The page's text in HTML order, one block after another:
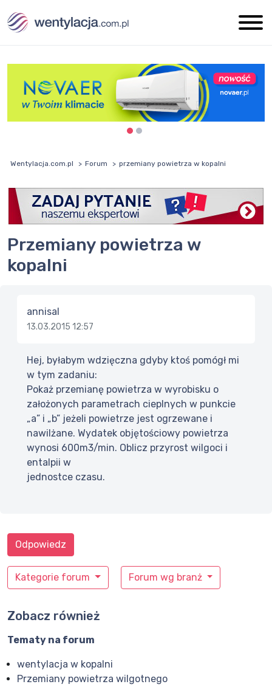
Wentylacja.com.pl Forum przemiany powietrza w kopalni
przemiany powietrza w
kopalni
annisal
13.03.2015 12:57
Hej, byłabym wdzięczna gdyby ktoś pomógł mi
w tym zadaniu:
Pokaż przemianę powietrza w wyrobisku o
założonych parametrach cieplnych w punkcie
„a” i „b” jeżeli powietrze jest ogrzewane i
nawilżane. Wydatek objętościowy powietrza
wynosi 600m3/min. Oblicz przyrost wilgoci i
entalpii w
jednostce czasu.
Kategorie forum Forum wg branż
Odpowiedz
Zobacz również
Tematy na forum
wentylacja w kopalni
Przemiany powietrza wilgotnego